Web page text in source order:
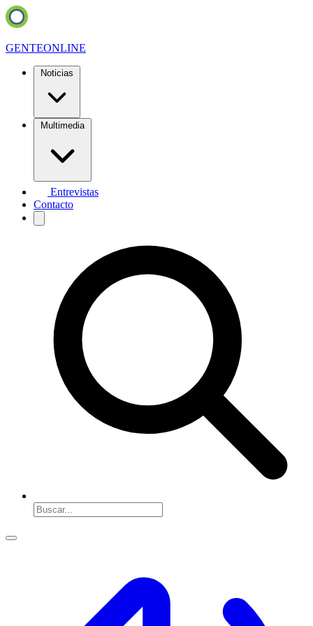
GENTEONLINE
Noticias
Multimedia
Entrevistas
Contacto